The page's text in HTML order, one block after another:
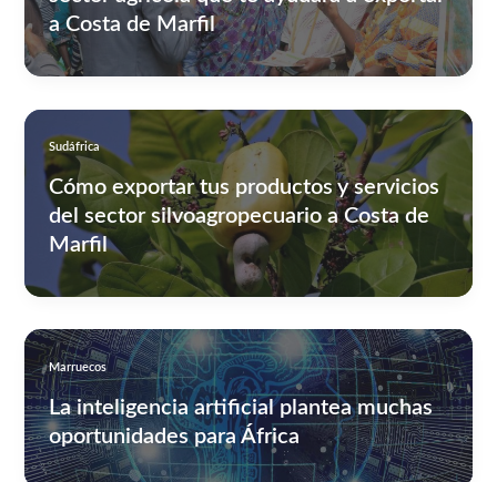
a Costa de Marfil
Sudáfrica
Cómo exportar tus productos y servicios
del sector silvoagropecuario a Costa de
Marfil
Marruecos
La inteligencia artificial plantea muchas
oportunidades para África